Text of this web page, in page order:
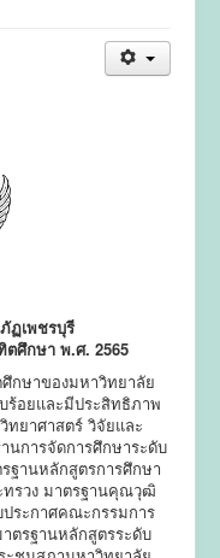
ฏเพชรบุรี
ศึกษา พ.ศ. 2565
กษาของมหาวิทยาลัย
ร้อยและมีประสิทธิภาพ
ทยาศาสตร์ วิจัยและ
นการจัดการศึกษาระดับ
ฐานหลักสูตรการศึกษา
ทรวง มาตรฐานคุณวุฒิ
ระกาศคณะกรรมการ
ตรฐานหลักสูตรระดับ